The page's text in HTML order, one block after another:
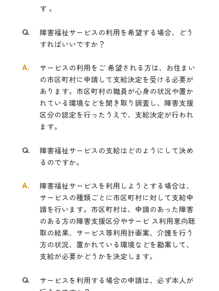
す 。
Q.
障害福祉サービスの利用を希望する場合、どう
すればいいですか？
A.
サービスの利用をご 希望される方は、お住まい
の市区町村に申請して支給決定を受ける必要が
あります。市区町村の職員が心身の状況や置か
れている環境などを聞き取り調査し、障害支援
区分の認定を行ったうえで、支給決定が行われ
ます。
Q.
障害福祉サービスの支給はどのようにして決め
るのですか。
A.
障害福祉サービスを利用しようとする場合は、
サービスの種類ごとに市区町村に対して支給申
請を行います。市区町村は、申請のあった障害
のある方の障害支援区分やサービ ス利用意向聴
取の結果、サービス等利用計画案、介護を行う
方の状況、置かれている環境などを勘案して、
支給が必要かどうかを決定します。
Q.
サービスを利用する場合の申請は、必ず本人が